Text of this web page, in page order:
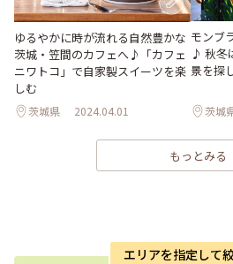
ゆるやかに時が流れる自然豊かな
茨城・笠間のカフェへ♪「カフェ
ニワトコ」で自家製スイーツを楽
しむ
茨城県 2024.04.01
モンブ
♪ 秋冬
景を探
茨城
もっとみる
エリアを指定して